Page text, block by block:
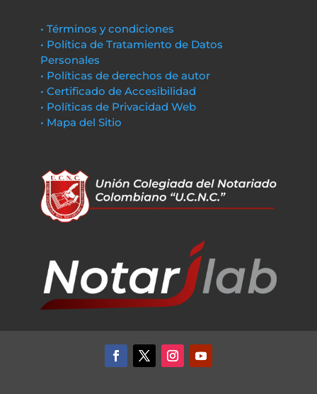
• Términos y condiciones
• Política de Tratamiento de Datos
Personales
• Políticas de derechos de autor
• Certificado de Accesibilidad
• Políticas de Privacidad Web
• Mapa del Sitio